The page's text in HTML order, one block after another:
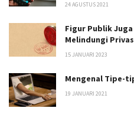
24 AGUSTUS 2021
Figur Publik Juga
Melindungi
15 JANUARI 2023
Mengenal Tipe-
19 JANUARI 2021